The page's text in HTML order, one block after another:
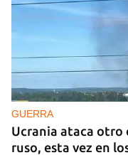
GUERRA
Ucrania ataca otro
ruso, esta vez en